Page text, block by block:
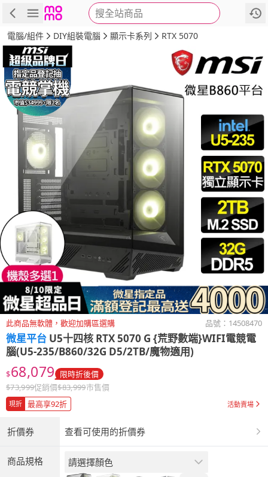
搜全站商品
商品 評價 詳情
電腦/組件 DIY組裝電腦 顯示卡系列 RTX 5070
此商品無軟體，歡迎加購區選購 品號： 14508470
微星平台 U5十四核 RTX 5070 G {荒野數端}WIFI電競電
腦(U5-235/B860/32G D5/2TB/魔物適用)
$68,079 限時折後價
$73,999促銷價$83,999市售價
現折 最高享92折 活動賣場
折價券 查看可使用的折價券
商品規格 請選擇顏色